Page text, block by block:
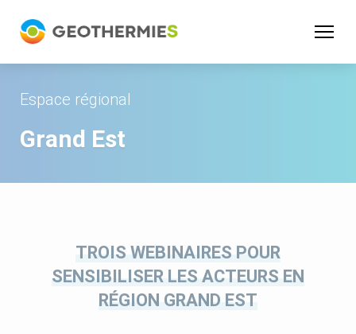
Espace régional
Grand Est
TROIS WEBINAIRES POUR
SENSIBILISER LES ACTEURS EN
RÉGION GRAND EST